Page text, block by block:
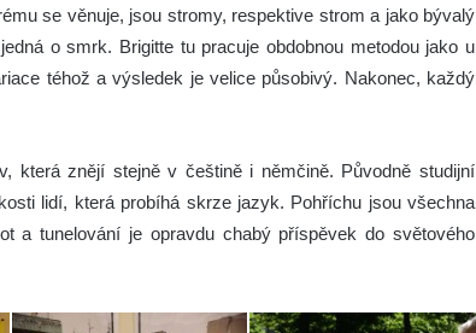
se věnuje, jsou stromy, respektive strom a jako bývalý
o smrk. Brigitte tu pracuje obdobnou metodou jako u
téhož a výsledek je velice působivý. Nakonec, každý
která znějí stejně v češtině i němčině. Původně studijní
lidí, která probíhá skrze jazyk. Pohříchu jsou všechna
a tunelování je opravdu chabý příspěvek do světového